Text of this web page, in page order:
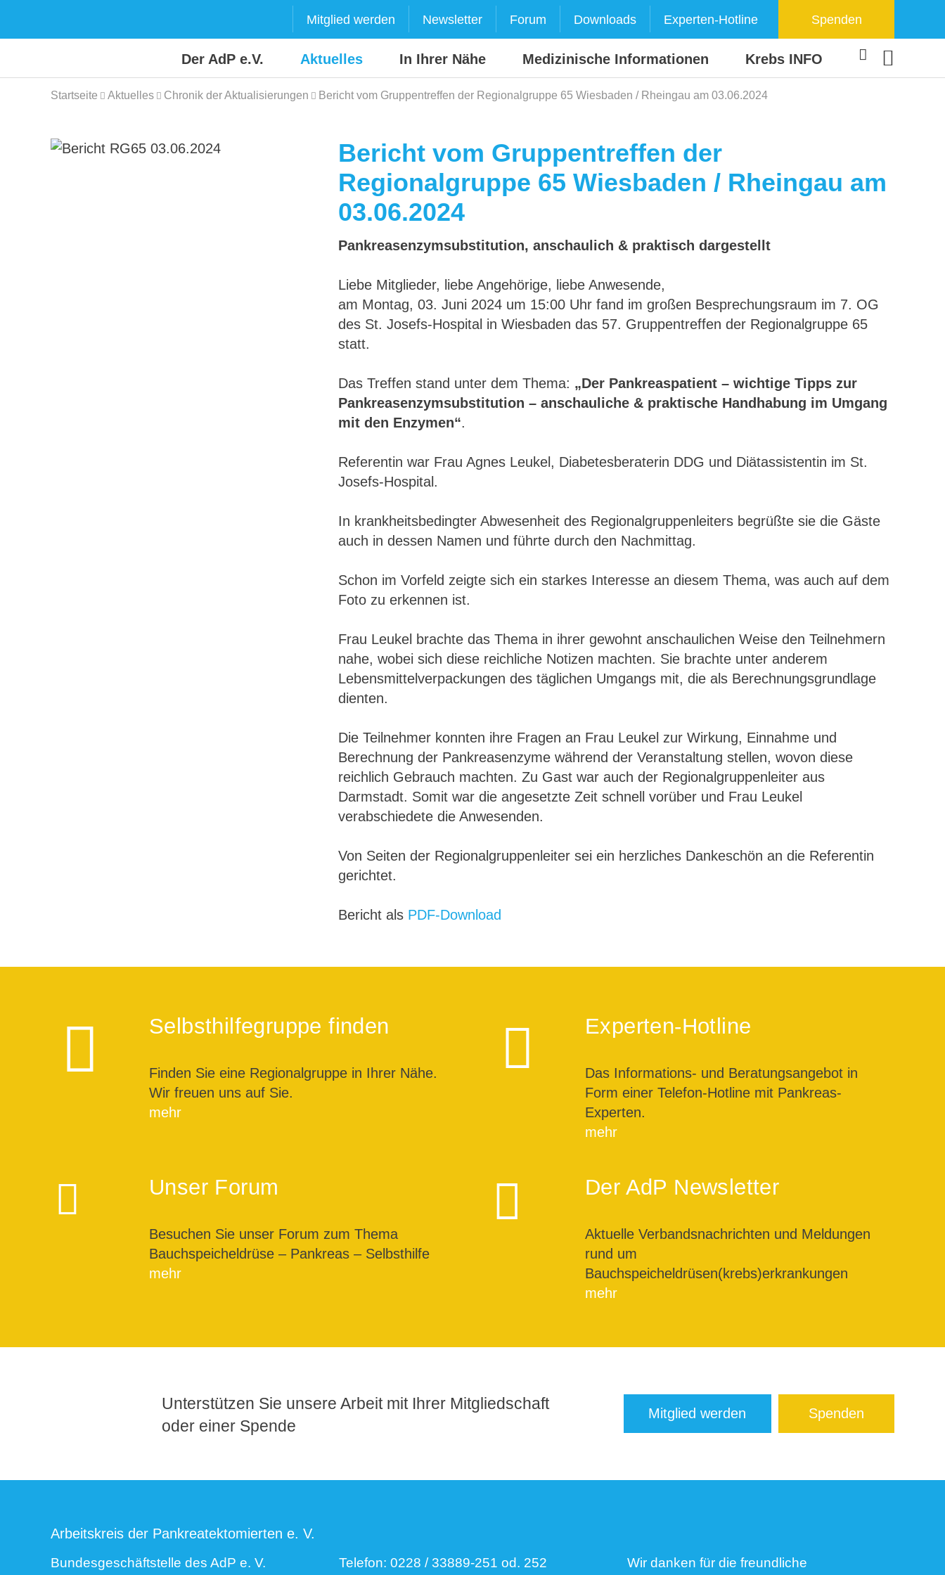
Mitglied werden Newsletter Forum Downloads Experten-Hotline Spenden
Der AdP e.V. Aktuelles In Ihrer Nähe Medizinische Informationen Krebs INFO
Startseite Aktuelles Chronik der Aktualisierungen Bericht vom Gruppentreffen der Regionalgruppe 65 Wiesbaden / Rheingau am 03.06.2024
Bericht vom Gruppentreffen der
Regionalgruppe 65 Wiesbaden / Rheingau am
03.06.2024
Pankreasenzymsubstitution, anschaulich & praktisch dargestellt
Liebe Mitglieder, liebe Angehörige, liebe Anwesende,
am Montag, 03. Juni 2024 um 15:00 Uhr fand im großen Besprechungsraum im 7. OG
des St. Josefs-Hospital in Wiesbaden das 57. Gruppentreffen der Regionalgruppe 65
statt.
Das Treffen stand unter dem Thema: „Der Pankreaspatient – wichtige Tipps zur
Pankreasenzymsubstitution – anschauliche & praktische Handhabung im Umgang
mit den Enzymen“.
Referentin war Frau Agnes Leukel, Diabetesberaterin DDG und Diätassistentin im St.
Josefs-Hospital.
In krankheitsbedingter Abwesenheit des Regionalgruppenleiters begrüßte sie die Gäste
auch in dessen Namen und führte durch den Nachmittag.
Schon im Vorfeld zeigte sich ein starkes Interesse an diesem Thema, was auch auf dem
Foto zu erkennen ist.
Frau Leukel brachte das Thema in ihrer gewohnt anschaulichen Weise den Teilnehmern
nahe, wobei sich diese reichliche Notizen machten. Sie brachte unter anderem
Lebensmittelverpackungen des täglichen Umgangs mit, die als Berechnungsgrundlage
dienten.
Die Teilnehmer konnten ihre Fragen an Frau Leukel zur Wirkung, Einnahme und
Berechnung der Pankreasenzyme während der Veranstaltung stellen, wovon diese
reichlich Gebrauch machten. Zu Gast war auch der Regionalgruppenleiter aus
Darmstadt. Somit war die angesetzte Zeit schnell vorüber und Frau Leukel
verabschiedete die Anwesenden.
Von Seiten der Regionalgruppenleiter sei ein herzliches Dankeschön an die Referentin
gerichtet.
Bericht als PDF-Download
Selbsthilfegruppe finden
Finden Sie eine Regionalgruppe in Ihrer Nähe.
Wir freuen uns auf Sie.
mehr
Experten-Hotline
Das Informations- und Beratungsangebot in
Form einer Telefon-Hotline mit Pankreas-
Experten.
mehr
Unser Forum
Besuchen Sie unser Forum zum Thema
Bauchspeicheldrüse – Pankreas – Selbsthilfe
mehr
Der AdP Newsletter
Aktuelle Verbandsnachrichten und Meldungen
rund um
Bauchspeicheldrüsen(krebs)erkrankungen
mehr
Unterstützen Sie unsere Arbeit mit Ihrer Mitgliedschaft
oder einer Spende
Mitglied werden Spenden
Arbeitskreis der Pankreatektomierten e. V.
Bundesgeschäftstelle des AdP e. V. Telefon: 0228 / 33889-251 od. 252 Wir danken für die freundliche